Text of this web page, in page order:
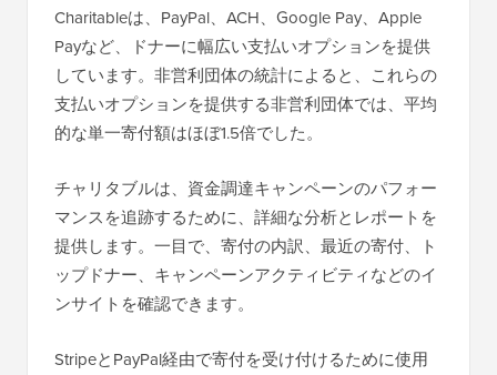
Charitableは、PayPal、ACH、Google Pay、Apple
Payなど、ドナーに幅広い支払いオプションを提供
しています。非営利団体の統計によると、これらの
支払いオプションを提供する非営利団体では、平均
的な単一寄付額はほぼ1.5倍でした。
チャリタブルは、資金調達キャンペーンのパフォー
マンスを追跡するために、詳細な分析とレポートを
提供します。一目で、寄付の内訳、最近の寄付、ト
ップドナー、キャンペーンアクティビティなどのイ
ンサイトを確認できます。
StripeとPayPal経由で寄付を受け付けるために使用